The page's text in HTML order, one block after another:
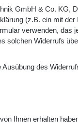
GmbH & Co. KG,
(z.B. ein mit der
verwenden,
solchen Widerrufs
des
Ihnen erhalten